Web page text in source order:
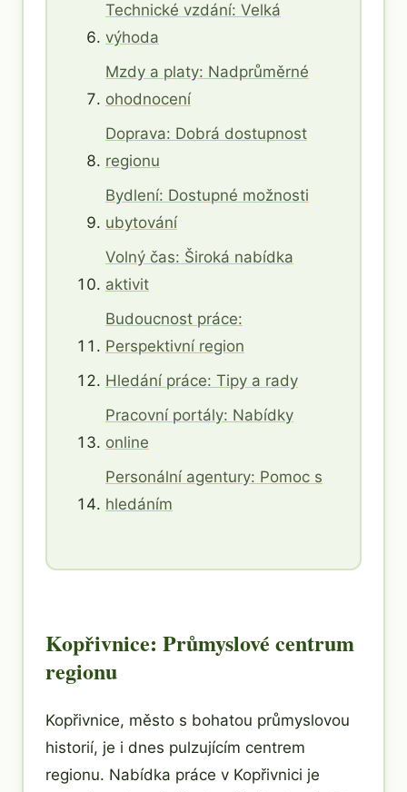
Technické vzdání: Velká
výhoda
Mzdy a platy: Nadprůměrné
ohodnocení
Doprava: Dobrá dostupnost
regionu
Bydlení: Dostupné možnosti
ubytování
Volný čas: Široká nabídka
aktivit
Budoucnost práce:
Perspektivní region
Hledání práce: Tipy a rady
Pracovní portály: Nabídky
online
Personální agentury: Pomoc s
hledáním
Kopřivnice: Průmyslové centrum
regionu
Kopřivnice, město s bohatou průmyslovou
historií, je i dnes pulzujícím centrem
regionu. Nabídka práce v Kopřivnici je